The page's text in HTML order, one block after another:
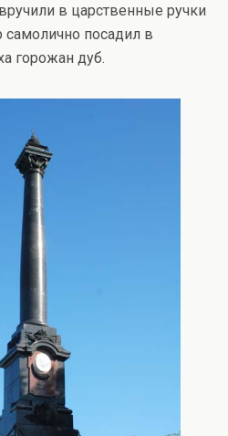
в царственные ручки
самолично посадил в
горожан дуб.